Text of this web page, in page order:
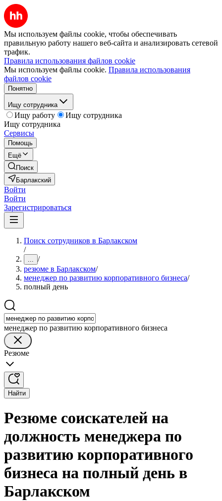
Мы используем файлы cookie, чтобы обеспечивать
правильную работу нашего веб-сайта и анализировать сетевой
трафик.
Правила использования файлов cookie
Мы используем файлы cookie. Правила использования
файлов cookie
Понятно
Ищу сотрудника
Ищу работу
Ищу сотрудника
Ищу сотрудника
Сервисы
Помощь
Ещё
Поиск
Барлакский
Войти
Войти
Зарегистрироваться
Поиск сотрудников в Барлакском
/
... /
резюме в Барлакском/
менеджер по развитию корпоративного бизнеса/
полный день
менеджер по развитию корпоративного бизнеса
Резюме
Найти
Резюме соискателей на
должность менеджера по
развитию корпоративного
бизнеса на полный день в
Барлакском